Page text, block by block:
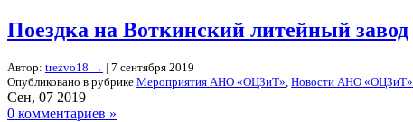
Поездка на Воткинский литейный завод
Автор: trezvo18 → | 7 сентября 2019
Опубликовано в рубрике Мероприятия АНО «ОЦЗиТ» Новости АНО «ОЦЗиТ»
Сен, 07 2019
0 комментариев »